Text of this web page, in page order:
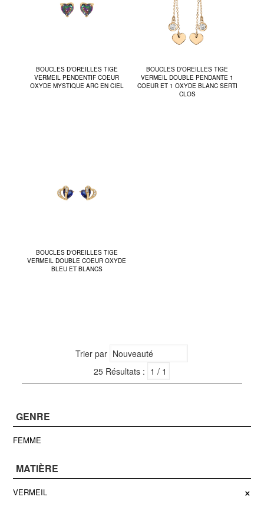
BOUCLES D'OREILLES TIGE
VERMEIL PENDENTIF COEUR
OXYDE MYSTIQUE ARC EN CIEL
BOUCLES D'OREILLES TIGE
VERMEIL DOUBLE PENDANTE 1
COEUR ET 1 OXYDE BLANC SERTI
CLOS
BOUCLES D'OREILLES TIGE
VERMEIL DOUBLE COEUR OXYDE
BLEU ET BLANCS
Trier par
25 Résultats :
GENRE
FEMME
MATIÈRE
VERMEIL ×